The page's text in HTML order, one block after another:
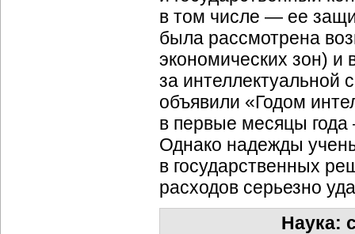
в том числе — ее
была рассмотрена
экономических зон) и
за интеллектуальной
объявили «Годом
в первые месяцы
Однако надежды
в государственных
расходов серьезно
Наука: